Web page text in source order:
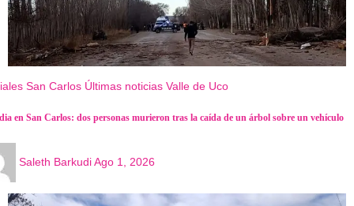
San Carlos Últimas noticias Valle de Uco
en San Carlos: dos personas murieron tras la caída de un árbol sobre un vehículo
Saleth BarkudiAgo 1, 2026